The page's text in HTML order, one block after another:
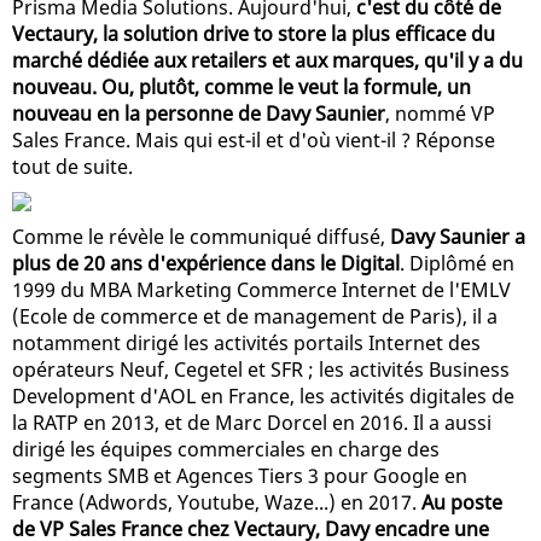
Prisma Media Solutions. Aujourd'hui, c'est du côté de
Vectaury, la solution drive to store la plus efficace du
marché dédiée aux retailers et aux marques, qu'il y a du
nouveau. Ou, plutôt, comme le veut la formule, un
nouveau en la personne de Davy Saunier, nommé VP
Sales France. Mais qui est-il et d'où vient-il ? Réponse
tout de suite.
Comme le révèle le communiqué diffusé, Davy Saunier a
plus de 20 ans d'expérience dans le Digital. Diplômé en
1999 du MBA Marketing Commerce Internet de l'EMLV
(Ecole de commerce et de management de Paris), il a
notamment dirigé les activités portails Internet des
opérateurs Neuf, Cegetel et SFR ; les activités Business
Development d'AOL en France, les activités digitales de
la RATP en 2013, et de Marc Dorcel en 2016. Il a aussi
dirigé les équipes commerciales en charge des
segments SMB et Agences Tiers 3 pour Google en
France (Adwords, Youtube, Waze...) en 2017. Au poste
de VP Sales France chez Vectaury, Davy encadre une